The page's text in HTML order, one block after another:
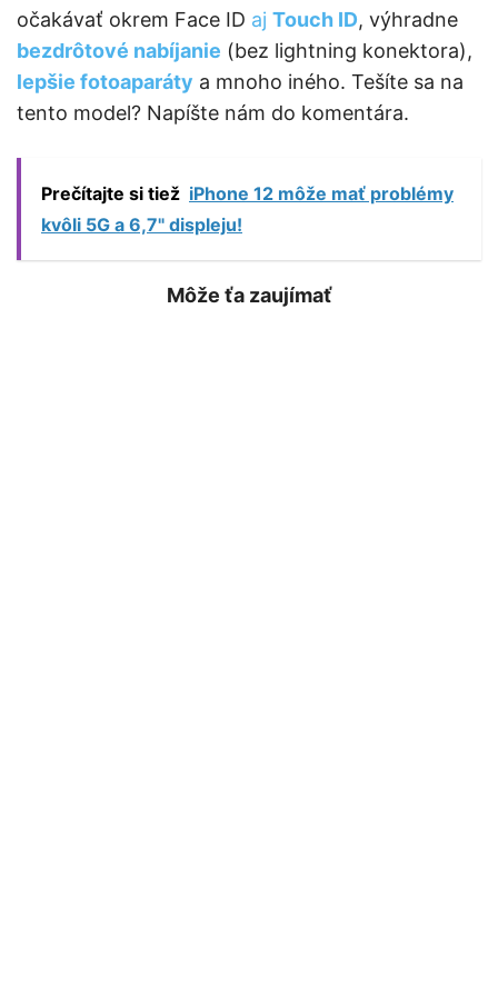
očakávať okrem Face ID aj Touch ID, výhradne
bezdrôtové nabíjanie (bez lightning konektora),
lepšie fotoaparáty a mnoho iného. Tešíte sa na
tento model? Napíšte nám do komentára.
Prečítajte si tiež iPhone 12 môže mať problémy
kvôli 5G a 6,7" displeju!
Môže ťa zaujímať